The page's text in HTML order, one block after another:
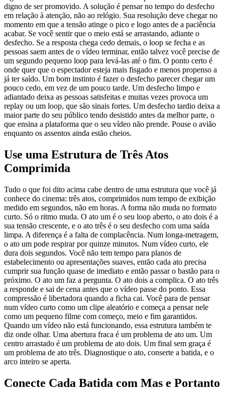
digno de ser promovido. A solução é pensar no tempo do desfecho
em relação à atenção, não ao relógio. Sua resolução deve chegar no
momento em que a tensão atinge o pico e logo antes de a paciência
acabar. Se você sentir que o meio está se arrastando, adiante o
desfecho. Se a resposta chega cedo demais, o loop se fecha e as
pessoas saem antes de o vídeo terminar, então talvez você precise de
um segundo pequeno loop para levá-las até o fim. O ponto certo é
onde quer que o espectador esteja mais fisgado e menos propenso a
já ter saído. Um bom instinto é fazer o desfecho parecer chegar um
pouco cedo, em vez de um pouco tarde. Um desfecho limpo e
adiantado deixa as pessoas satisfeitas e muitas vezes provoca um
replay ou um loop, que são sinais fortes. Um desfecho tardio deixa a
maior parte do seu público tendo desistido antes da melhor parte, o
que ensina a plataforma que o seu vídeo não prende. Pouse o avião
enquanto os assentos ainda estão cheios.
Use uma Estrutura de Três Atos
Comprimida
Tudo o que foi dito acima cabe dentro de uma estrutura que você já
conhece do cinema: três atos, comprimidos num tempo de exibição
medido em segundos, não em horas. A forma não muda no formato
curto. Só o ritmo muda. O ato um é o seu loop aberto, o ato dois é a
sua tensão crescente, e o ato três é o seu desfecho com uma saída
limpa. A diferença é a falta de complacência. Num longa-metragem,
o ato um pode respirar por quinze minutos. Num vídeo curto, ele
dura dois segundos. Você não tem tempo para planos de
estabelecimento ou apresentações suaves, então cada ato precisa
cumprir sua função quase de imediato e então passar o bastão para o
próximo. O ato um faz a pergunta. O ato dois a complica. O ato três
a responde e sai de cena antes que o vídeo passe do ponto. Essa
compressão é libertadora quando a ficha cai. Você para de pensar
num vídeo curto como um clipe aleatório e começa a pensar nele
como um pequeno filme com começo, meio e fim garantidos.
Quando um vídeo não está funcionando, essa estrutura também te
diz onde olhar. Uma abertura fraca é um problema de ato um. Um
centro arrastado é um problema de ato dois. Um final sem graça é
um problema de ato três. Diagnostique o ato, conserte a batida, e o
arco inteiro se aperta.
Conecte Cada Batida com Mas e Portanto